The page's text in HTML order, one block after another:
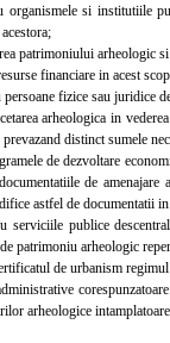
si institutiile
patrimoniului arheologic
financiare in acest
fizice sau juridice
arheologica in
distinct sumele
de dezvoltare
de
astfel de
publice
patrimoniu arheologic
de urbanism
arheologice